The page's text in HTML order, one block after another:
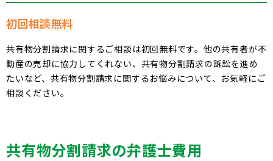
初回相談無料
共有物分割請求に関するご相談は初回無料です。他の共有者が不
動産の売却に協力してくれない、共有物分割請求の訴訟を進め
たいなど、共有物分割請求に関するお悩みについて、お気軽にご
相談ください。
共有物分割請求の弁護士費用